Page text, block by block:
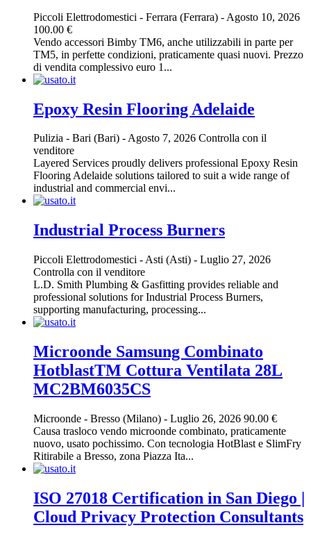
Piccoli Elettrodomestici - Ferrara (Ferrara) - Agosto 10, 2026
100.00 €
Vendo accessori Bimby TM6, anche utilizzabili in parte per
TM5, in perfette condizioni, praticamente quasi nuovi. Prezzo
di vendita complessivo euro 1...
Epoxy Resin Flooring Adelaide
Pulizia - Bari (Bari) -Agosto 7, 2026 Controlla con il
venditore
Layered Services proudly delivers professional Epoxy Resin
Flooring Adelaide solutions tailored to suit a wide range of
industrial and commercial envi...
Industrial Process Burners
Piccoli Elettrodomestici - Asti (Asti) - Luglio 27, 2026
Controlla con il venditore
L.D. Smith Plumbing & Gasfitting provides reliable and
professional solutions for Industrial Process Burners,
supporting manufacturing, processing...
Microonde Samsung Combinato
HotblastTM Cottura Ventilata 28L
MC2BM6035CS
Microonde - Bresso (Milano) - Luglio 26, 2026 90.00 €
Causa trasloco vendo microonde combinato, praticamente
nuovo, usato pochissimo. Con tecnologia HotBlast e SlimFry
Ritirabile a Bresso, zona Piazza Ita...
ISO 27018 Certification in San Diego |
Cloud Privacy Protection Consultants